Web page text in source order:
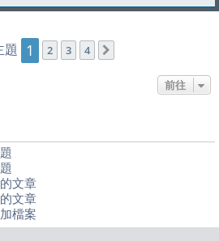
題 1 2 3 4
前往
文章
文章
檔案